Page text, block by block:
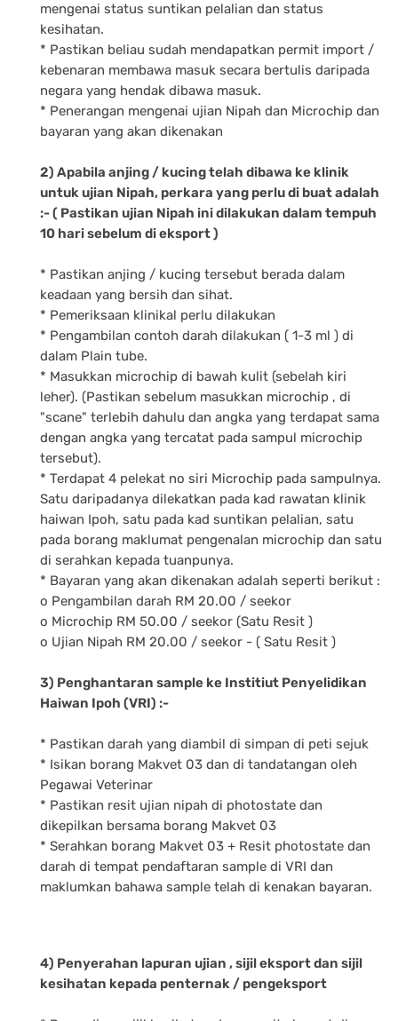
mengenai status suntikan pelalian dan status
kesihatan.
* Pastikan beliau sudah mendapatkan permit import /
kebenaran membawa masuk secara bertulis daripada
negara yang hendak dibawa masuk.
* Penerangan mengenai ujian Nipah dan Microchip dan
bayaran yang akan dikenakan
2) Apabila anjing / kucing telah dibawa ke klinik
untuk ujian Nipah, perkara yang perlu di buat adalah
:- ( Pastikan ujian Nipah ini dilakukan dalam tempuh
10 hari sebelum di eksport )
* Pastikan anjing / kucing tersebut berada dalam
keadaan yang bersih dan sihat.
* Pemeriksaan klinikal perlu dilakukan
* Pengambilan contoh darah dilakukan ( 1-3 ml ) di
dalam Plain tube.
* Masukkan microchip di bawah kulit (sebelah kiri
leher). (Pastikan sebelum masukkan microchip , di
"scane" terlebih dahulu dan angka yang terdapat sama
dengan angka yang tercatat pada sampul microchip
tersebut).
* Terdapat 4 pelekat no siri Microchip pada sampulnya.
Satu daripadanya dilekatkan pada kad rawatan klinik
haiwan Ipoh, satu pada kad suntikan pelalian, satu
pada borang maklumat pengenalan microchip dan satu
di serahkan kepada tuanpunya.
* Bayaran yang akan dikenakan adalah seperti berikut :
o Pengambilan darah RM 20.00 / seekor
o Microchip RM 50.00 / seekor (Satu Resit )
o Ujian Nipah RM 20.00 / seekor - ( Satu Resit )
3) Penghantaran sample ke Institiut Penyelidikan
Haiwan Ipoh (VRI) :-
* Pastikan darah yang diambil di simpan di peti sejuk
* Isikan borang Makvet 03 dan di tandatangan oleh
Pegawai Veterinar
* Pastikan resit ujian nipah di photostate dan
dikepilkan bersama borang Makvet 03
* Serahkan borang Makvet 03 + Resit photostate dan
darah di tempat pendaftaran sample di VRI dan
maklumkan bahawa sample telah di kenakan bayaran.
4) Penyerahan lapuran ujian , sijil eksport dan sijil
kesihatan kepada penternak / pengeksport